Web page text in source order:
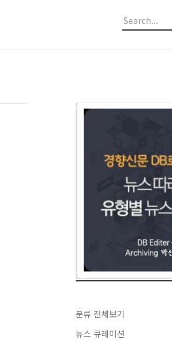
분류 전체보기
뉴스 큐레이션